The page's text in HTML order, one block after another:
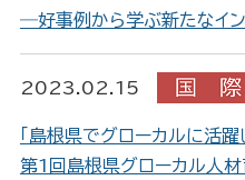
―好事例から学ぶ新たなイ
2023.02.15
「島根県でグローカルに活
第1回島根県グローカル